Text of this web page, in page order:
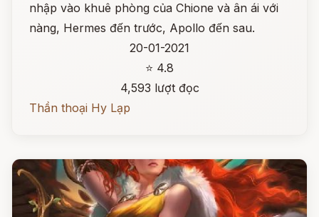
nhập vào khuê phòng của Chione và ân ái với
nàng, Hermes đến trước, Apollo đến sau.
20-01-2021
⭐ 4.8
4,593 lượt đọc
Thần thoại Hy Lạp